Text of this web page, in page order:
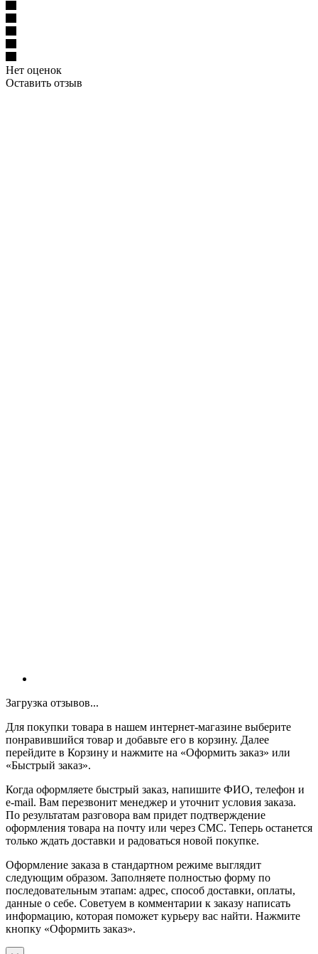
Нет оценок
Оставить отзыв
Загрузка отзывов...
Для покупки товара в нашем интернет-магазине выберите
понравившийся товар и добавьте его в корзину. Далее
перейдите в Корзину и нажмите на «Оформить заказ» или
«Быстрый заказ».
Когда оформляете быстрый заказ, напишите ФИО, телефон и
e-mail. Вам перезвонит менеджер и уточнит условия заказа.
По результатам разговора вам придет подтверждение
оформления товара на почту или через СМС. Теперь останется
только ждать доставки и радоваться новой покупке.
Оформление заказа в стандартном режиме выглядит
следующим образом. Заполняете полностью форму по
последовательным этапам: адрес, способ доставки, оплаты,
данные о себе. Советуем в комментарии к заказу написать
информацию, которая поможет курьеру вас найти. Нажмите
кнопку «Оформить заказ».